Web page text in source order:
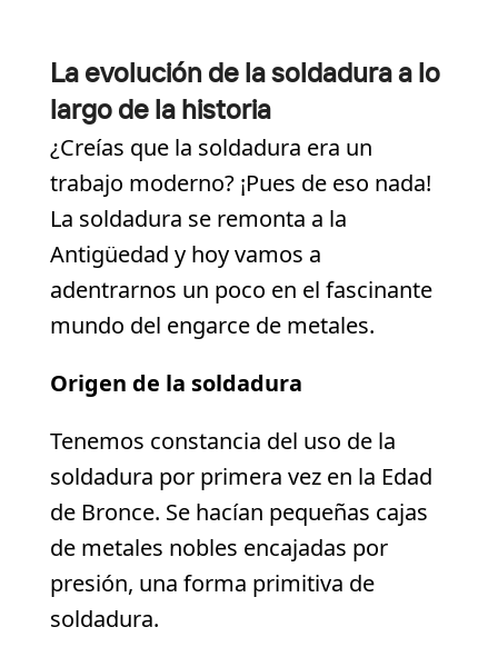
La evolución de la soldadura a lo
largo de la historia
¿Creías que la soldadura era un
trabajo moderno? ¡Pues de eso nada!
La soldadura se remonta a la
Antigüedad y hoy vamos a
adentrarnos un poco en el fascinante
mundo del engarce de metales.
Origen de la soldadura
Tenemos constancia del uso de la
soldadura por primera vez en la Edad
de Bronce. Se hacían pequeñas cajas
de metales nobles encajadas por
presión, una forma primitiva de
soldadura.